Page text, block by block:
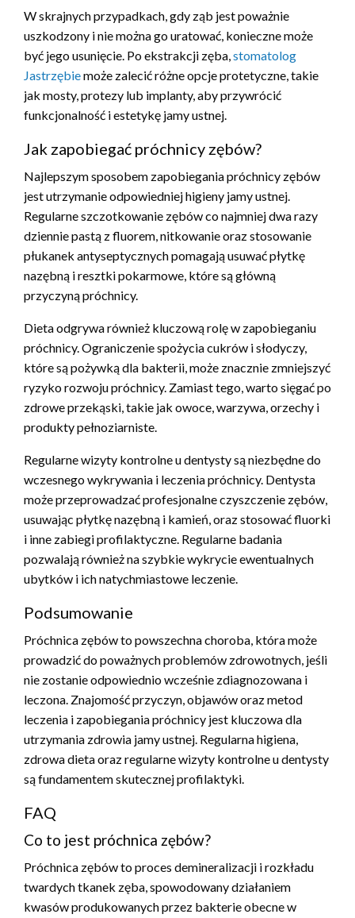
W skrajnych przypadkach, gdy ząb jest poważnie
uszkodzony i nie można go uratować, konieczne może
być jego usunięcie. Po ekstrakcji zęba,stomatolog
Jastrzębiemoże zalecić różne opcje protetyczne, takie
jak mosty, protezy lub implanty, aby przywrócić
funkcjonalność i estetykę jamy ustnej.
Jak zapobiegać próchnicy zębów?
Najlepszym sposobem zapobiegania próchnicy zębów
jest utrzymanie odpowiedniej higieny jamy ustnej.
Regularne szczotkowanie zębów co najmniej dwa razy
dziennie pastą z fluorem, nitkowanie oraz stosowanie
płukanek antyseptycznych pomagają usuwać płytkę
nazębną i resztki pokarmowe, które są główną
przyczyną próchnicy.
Dieta odgrywa również kluczową rolę w zapobieganiu
próchnicy. Ograniczenie spożycia cukrów i słodyczy,
które są pożywką dla bakterii, może znacznie zmniejszyć
ryzyko rozwoju próchnicy. Zamiast tego, warto sięgać po
zdrowe przekąski, takie jak owoce, warzywa, orzechy i
produkty pełnoziarniste.
Regularne wizyty kontrolne u dentysty są niezbędne do
wczesnego wykrywania i leczenia próchnicy. Dentysta
może przeprowadzać profesjonalne czyszczenie zębów,
usuwając płytkę nazębną i kamień, oraz stosować fluorki
i inne zabiegi profilaktyczne. Regularne badania
pozwalają również na szybkie wykrycie ewentualnych
ubytków i ich natychmiastowe leczenie.
Podsumowanie
Próchnica zębów to powszechna choroba, która może
prowadzić do poważnych problemów zdrowotnych, jeśli
nie zostanie odpowiednio wcześnie zdiagnozowana i
leczona. Znajomość przyczyn, objawów oraz metod
leczenia i zapobiegania próchnicy jest kluczowa dla
utrzymania zdrowia jamy ustnej. Regularna higiena,
zdrowa dieta oraz regularne wizyty kontrolne u dentysty
są fundamentem skutecznej profilaktyki.
FAQ
Co to jest próchnica zębów?
Próchnica zębów to proces demineralizacji i rozkładu
twardych tkanek zęba, spowodowany działaniem
kwasów produkowanych przez bakterie obecne w